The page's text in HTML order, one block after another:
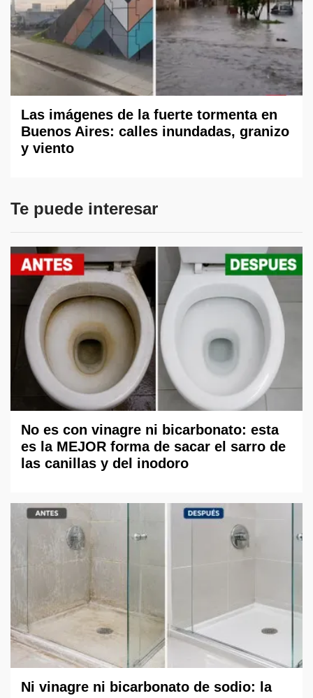
Las imágenes de la fuerte tormenta en
Buenos Aires: calles inundadas, granizo
y viento
Te puede interesar
No es con vinagre ni bicarbonato: esta
es la MEJOR forma de sacar el sarro de
las canillas y del inodoro
Ni vinagre ni bicarbonato de sodio: la